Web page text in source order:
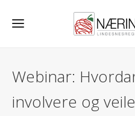
Webinar:
involvere og